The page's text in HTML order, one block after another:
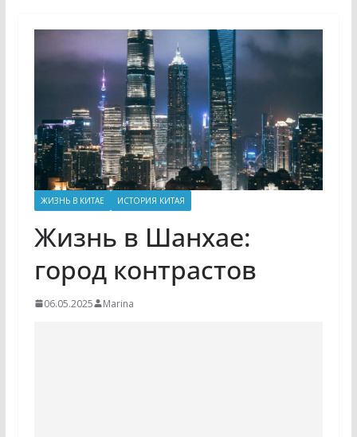
ЖИЗНЬ В КИТАЕ ИСТОРИЯ КИТАЯ
Жизнь в Шанхае:
город контрастов
06.05.2025 Marina